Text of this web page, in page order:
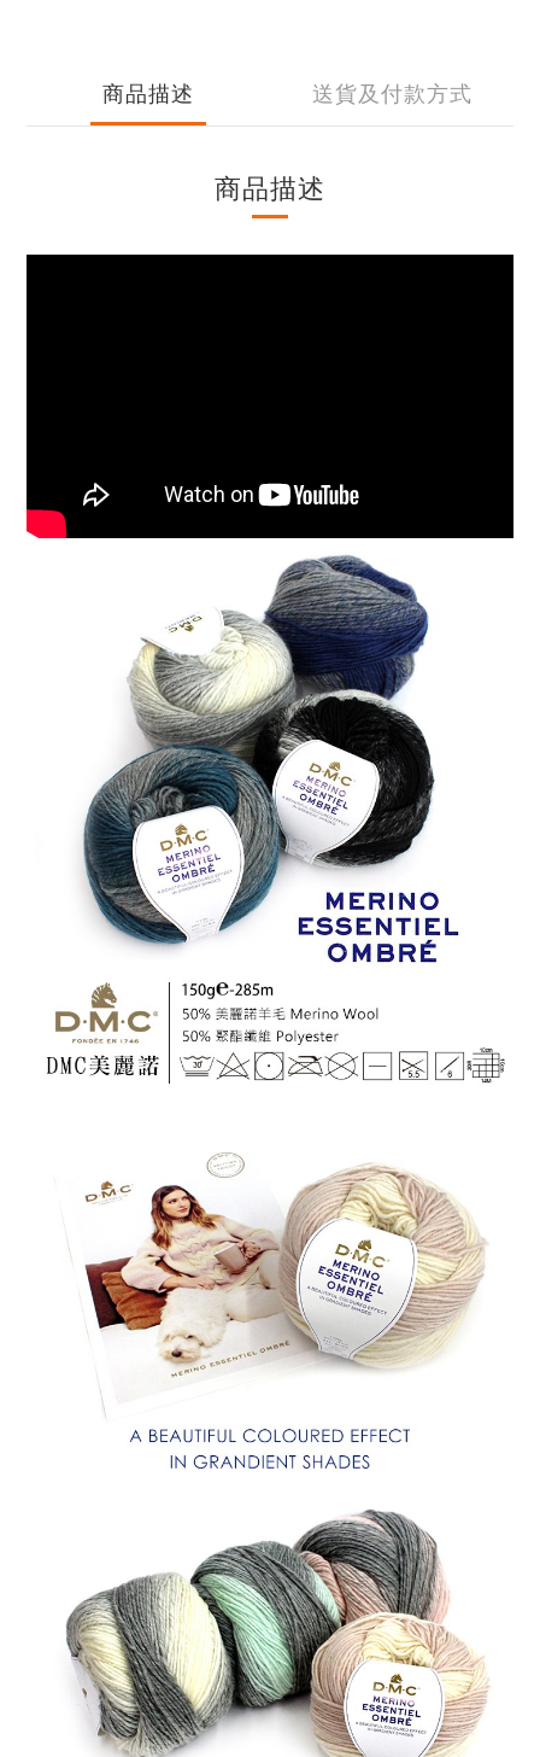
商品描述 送貨及付款方式
商品描述